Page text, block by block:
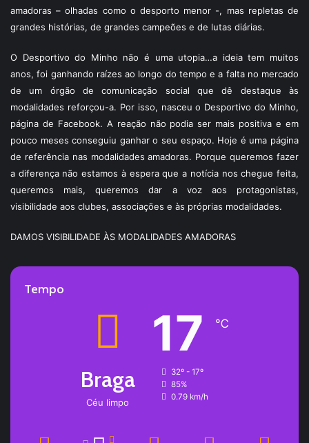
amadoras – olhadas como o desporto menor -, mas repletas de
grandes histórias, de grandes campeões e de lutas diárias.
O Desportivo do Minho não é uma utopia…a ideia tem muitos
anos, foi ganhando raízes ao longo do tempo e a falta no mercado
de um órgão de comunicação social que dê destaque às
modalidades reforçou-a. Por isso, nasceu o Desportivo do Minho,
página de Facebook. A reação não podia ser mais positiva e em
pouco meses conseguiu ganhar o seu espaço. Hoje é uma página
de referência nas modalidades amadoras. Porque queremos fazer
a diferença não estamos à espera que a notícia nos chegue feita,
queremos mais, queremos dar a voz aos protagonistas,
visibilidade aos clubes, associações e às próprias modalidades.
DAMOS VISIBILIDADE ÀS MODALIDADES AMADORAS
Tempo
Braga
Céu limpo
17 ℃
32º - 17º
85%
0.79 km/h